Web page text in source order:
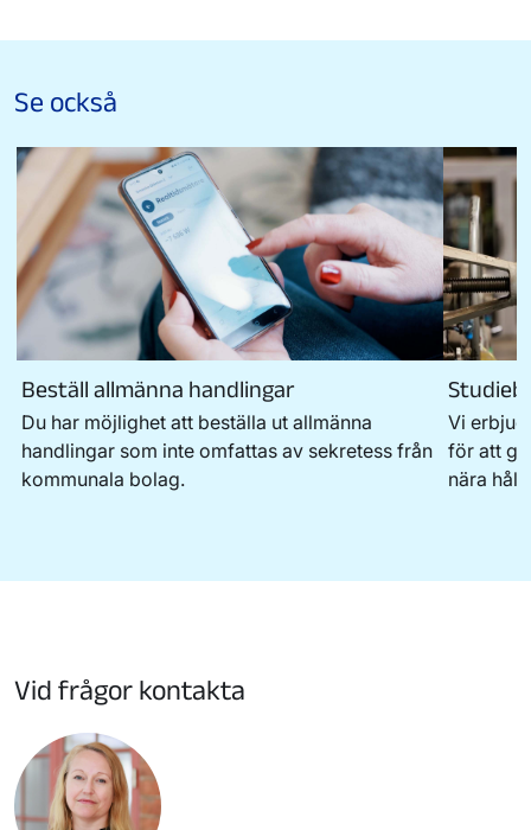
Se också
Beställ allmänna handlingar
Du har möjlighet att beställa ut allmänna
handlingar som inte omfattas av sekretess från
kommunala bolag.
Vi
för att
nära håll.
Vid frågor kontakta